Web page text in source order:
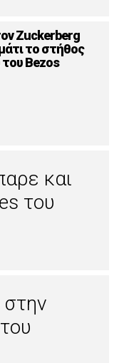
Zuckerberg
το στήθος
Bezos
και
του